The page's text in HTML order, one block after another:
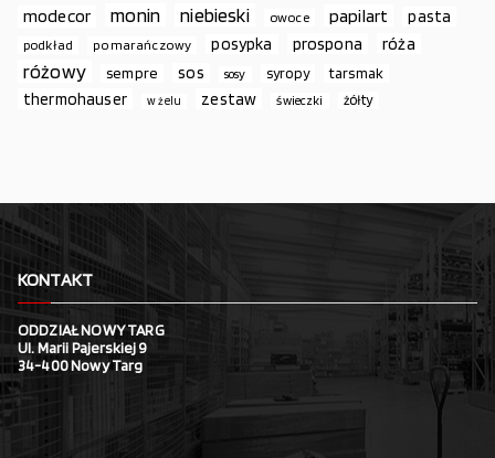
modecor monin niebieski owoce papilart pasta
podkład pomarańczowy posypka prospona róża
różowy sempre sos sosy syropy tarsmak
thermohauser w żelu zestaw świeczki żółty
KONTAKT
ODDZIAŁ NOWY TARG
Ul. Marii Pajerskiej 9
34-400 Nowy Targ